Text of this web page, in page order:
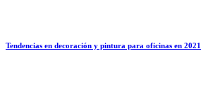
Tendencias en decoración y pintura para oficinas en 2021